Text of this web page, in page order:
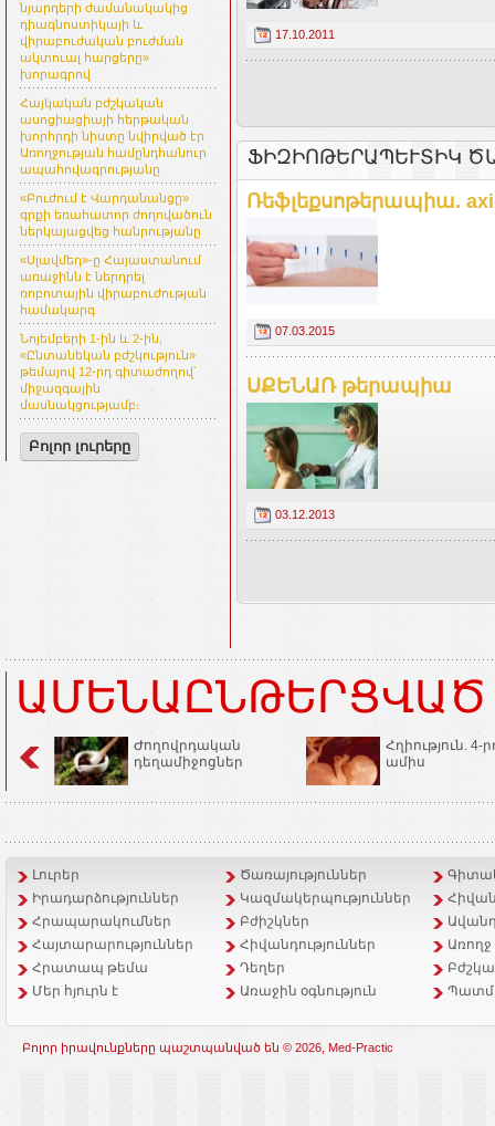
նյարդերի ժամանակակից
դիագնոստիկայի և
վիրաբուժական բուժման
ակտուալ հարցերը»
խորագրով
Հայկական բժշկական
ասոցիացիայի հերթական
խորհրդի նիստը նվիրված էր
Առողջության համընդհանուր
ապահովագրությանը
«Բուժում է Վարդանանցը»
գրքի եռահատոր ժողովածուն
ներկայացվեց հանրությանը
«Սլավմեդ»-ը Հայաստանում
առաջինն է ներդրել
ռոբոտային վիրաբուժության
համակարգ
Նոյեմբերի 1-ին և 2-ին,
«Ընտանեկան բժշկություն»
թեմայով 12-րդ գիտաժողով՝
միջազգային
մասնակցությամբ։
Բոլոր լուրերը
17.10.2011
ՖԻԶԻՈԹԵՐԱՊԵՒՏԻԿ
Ռեֆլեքսոթերապիա.
07.03.2015
ՍՔԵՆԱՌ թերապիա
03.12.2013
Ժողովրդական
դեղամիջոցներ
Հղիություն. 4-
ամիս
Լուրեր Ծառայություններ
Իրադարձություններ
Կազմակերպություններ
Հրապարակումներ
Բժիշկներ
Հայտարարություններ
Հիվանդություններ
Հրատապ թեմա
Դեղեր
Մեր հյուրն է
Առաջին օգնություն
Բոլոր իրավունքները պաշտպանված են © 2026, Med-Practic